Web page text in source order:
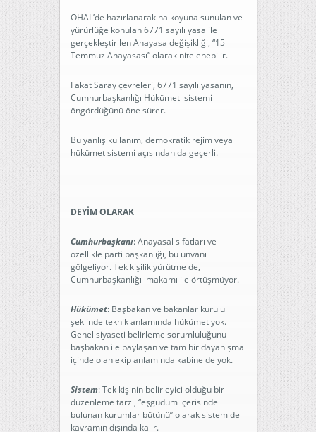
OHAL’de hazırlanarak halkoyuna sunulan ve
yürürlüğe konulan 6771 sayılı yasa ile
gerçekleştirilen Anayasa değişikliği, “15
Temmuz Anayasası” olarak nitelenebilir.
Fakat Saray çevreleri, 6771 sayılı yasanın,
Cumhurbaşkanlığı Hükümet sistemi
öngördüğünü öne sürer.
Bu yanlış kullanım, demokratik rejim veya
hükümet sistemi açısından da geçerli.
DEYİM OLARAK
Cumhurbaşkanı: Anayasal sıfatları ve
özellikle parti başkanlığı, bu unvanı
gölgeliyor. Tek kişilik yürütme de,
Cumhurbaşkanlığı makamı ile örtüşmüyor.
Hükümet: Başbakan ve bakanlar kurulu
şeklinde teknik anlamında hükümet yok.
Genel siyaseti belirleme sorumluluğunu
başbakan ile paylaşan ve tam bir dayanışma
içinde olan ekip anlamında kabine de yok.
Sistem: Tek kişinin belirleyici olduğu bir
düzenleme tarzı, “eşgüdüm içerisinde
bulunan kurumlar bütünü” olarak sistem de
kavramın dışında kalır.